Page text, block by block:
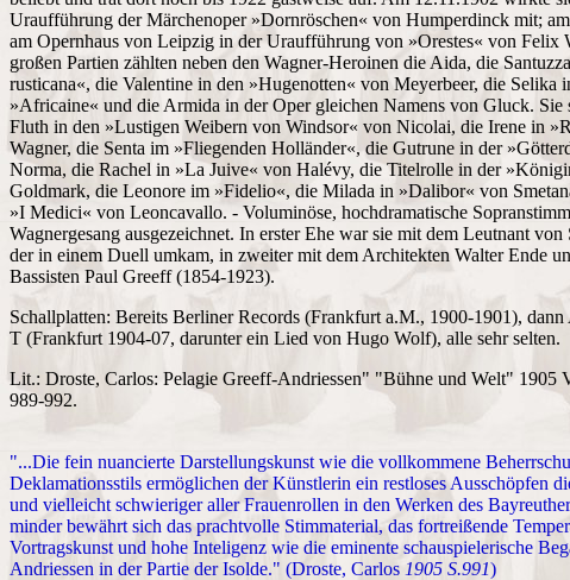
Uraufführung der Märchenoper »Dornröschen« von Humperdinck mit;
am Opernhaus von Leipzig in der Uraufführung von »Orestes« von Felix
großen Partien zählten neben den Wagner-Heroinen die Aida, die
rusticana«, die Valentine in den »Hugenotten« von Meyerbeer, die Selika
»Africaine« und die Armida in der Oper gleichen Namens von Gluck. Sie
Fluth in den »Lustigen Weibern von Windsor« von Nicolai, die Irene in
Wagner, die Senta im »Fliegenden Holländer«, die Gutrune in der
Norma, die Rachel in »La Juive« von Halévy, die Titelrolle in der
Goldmark, die Leonore im »Fidelio«, die Milada in »Dalibor« von
»I Medici« von Leoncavallo. - Voluminöse, hochdramatische
Wagnergesang ausgezeichnet. In erster Ehe war sie mit dem Leutnant von
der in einem Duell umkam, in zweiter mit dem Architekten Walter Ende
Bassisten Paul Greeff (1854-1923).
Schallplatten: Bereits Berliner Records (Frankfurt a.M., 1900-1901),
T (Frankfurt 1904-07, darunter ein Lied von Hugo Wolf), alle sehr selten.
Lit.: Droste, Carlos: Pelagie Greeff-Andriessen" "Bühne und Welt" 1905
989-992.
"...Die fein nuancierte Darstellungskunst wie die vollkommene
Deklamationsstils ermöglichen der Künstlerin ein restloses Ausschöpfen
und vielleicht schwieriger aller Frauenrollen in den Werken des
minder bewährt sich das prachtvolle Stimmaterial, das fortreißende
Vortragskunst und hohe Inteligenz wie die eminente schauspielerische
Andriessen in der Partie der Isolde." (Droste, Carlos 1905 S.991)